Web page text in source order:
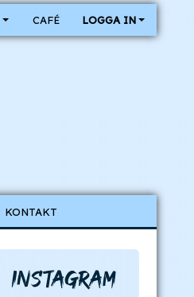
CAFÉ LOGGA IN
KONTAKT